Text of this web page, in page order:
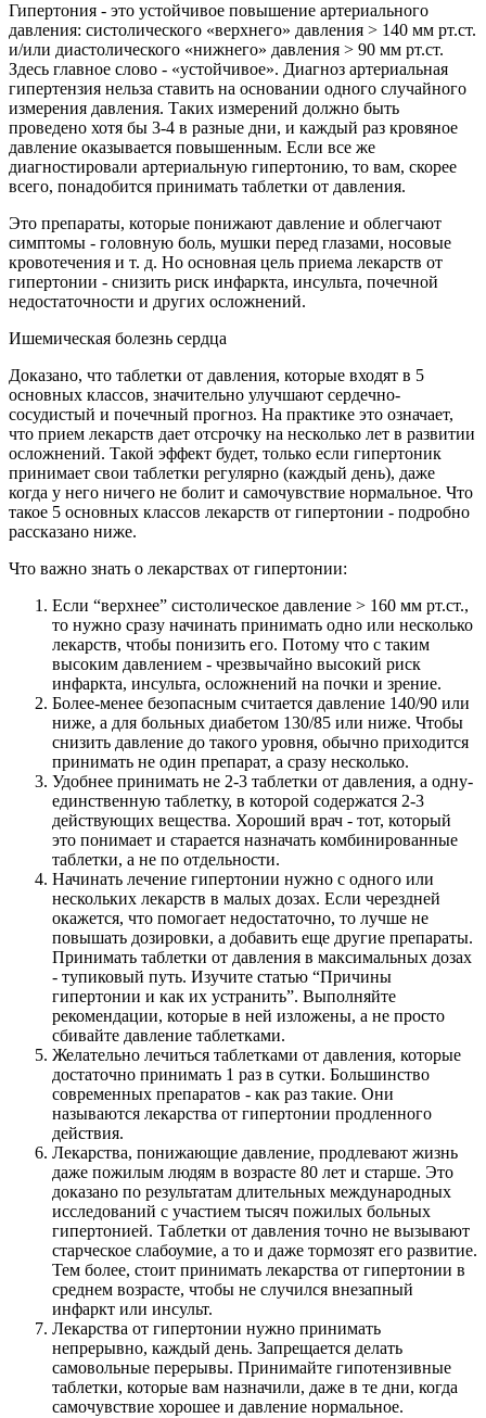
Гипертония - это устойчивое повышение артериального
давления: систолического «верхнего» давления > 140 мм рт.ст.
и/или диастолического «нижнего» давления > 90 мм рт.ст.
Здесь главное слово - «устойчивое». Диагноз артериальная
гипертензия нельза ставить на основании одного случайного
измерения давления. Таких измерений должно быть
проведено хотя бы 3-4 в разные дни, и каждый раз кровяное
давление оказывается повышенным. Если все же
диагностировали артериальную гипертонию, то вам, скорее
всего, понадобится принимать таблетки от давления.
Это препараты, которые понижают давление и облегчают
симптомы - головную боль, мушки перед глазами, носовые
кровотечения и т. д. Но основная цель приема лекарств от
гипертонии - снизить риск инфаркта, инсульта, почечной
недостаточности и других осложнений.
Ишемическая болезнь сердца
Доказано, что таблетки от давления, которые входят в 5
основных классов, значительно улучшают сердечно-
сосудистый и почечный прогноз. На практике это означает,
что прием лекарств дает отсрочку на несколько лет в развитии
осложнений. Такой эффект будет, только если гипертоник
принимает свои таблетки регулярно (каждый день), даже
когда у него ничего не болит и самочувствие нормальное. Что
такое 5 основных классов лекарств от гипертонии - подробно
рассказано ниже.
Что важно знать о лекарствах от гипертонии:
Если “верхнее” систолическое давление > 160 мм рт.ст.,
то нужно сразу начинать принимать одно или несколько
лекарств, чтобы понизить его. Потому что с таким
высоким давлением - чрезвычайно высокий риск
инфаркта, инсульта, осложнений на почки и зрение.
Более-менее безопасным считается давление 140/90 или
ниже, а для больных диабетом 130/85 или ниже. Чтобы
снизить давление до такого уровня, обычно приходится
принимать не один препарат, а сразу несколько.
Удобнее принимать не 2-3 таблетки от давления, а одну-
единственную таблетку, в которой содержатся 2-3
действующих вещества. Хороший врач - тот, который
это понимает и старается назначать комбинированные
таблетки, а не по отдельности.
Начинать лечение гипертонии нужно с одного или
нескольких лекарств в малых дозах. Если черездней
окажется, что помогает недостаточно, то лучше не
повышать дозировки, а добавить еще другие препараты.
Принимать таблетки от давления в максимальных дозах
- тупиковый путь. Изучите статью “Причины
гипертонии и как их устранить”. Выполняйте
рекомендации, которые в ней изложены, а не просто
сбивайте давление таблетками.
Желательно лечиться таблетками от давления, которые
достаточно принимать 1 раз в сутки. Большинство
современных препаратов - как раз такие. Они
называются лекарства от гипертонии продленного
действия.
Лекарства, понижающие давление, продлевают жизнь
даже пожилым людям в возрасте 80 лет и старше. Это
доказано по результатам длительных международных
исследований с участием тысяч пожилых больных
гипертонией. Таблетки от давления точно не вызывают
старческое слабоумие, а то и даже тормозят его развитие.
Тем более, стоит принимать лекарства от гипертонии в
среднем возрасте, чтобы не случился внезапный
инфаркт или инсульт.
Лекарства от гипертонии нужно принимать
непрерывно, каждый день. Запрещается делать
самовольные перерывы. Принимайте гипотензивные
таблетки, которые вам назначили, даже в те дни, когда
самочувствие хорошее и давление нормальное.